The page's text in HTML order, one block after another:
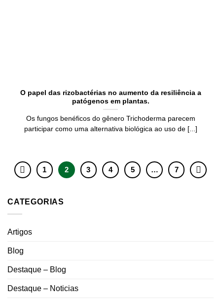
O papel das rizobactérias no aumento da resiliência a
patógenos em plantas.
Os fungos benéficos do gênero Trichoderma parecem
participar como uma alternativa biológica ao uso de [...]
1 2 3 4 5 … 7
CATEGORIAS
Artigos
Blog
Destaque – Blog
Destaque – Noticias